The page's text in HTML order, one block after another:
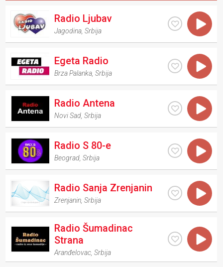
Radio Ljubav
Jagodina ,Srbija
Egeta Radio
Brza Palanka ,Srbija
Radio Antena
Novi Sad ,Srbija
Radio S 80-e
Beograd ,Srbija
Radio Sanja Zrenjanin
Zrenjanin ,Srbija
Radio Šumadinac
Strana
Aranđelovac ,Srbija